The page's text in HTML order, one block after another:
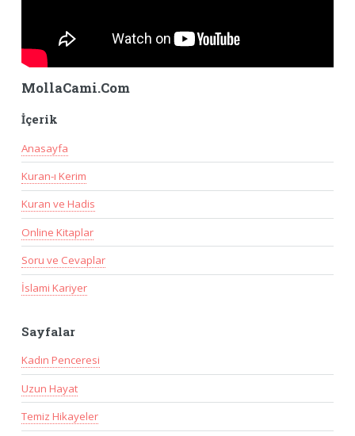
MollaCami.Com
İçerik
Anasayfa
Kuran-ı Kerim
Kuran ve Hadis
Online Kitaplar
Soru ve Cevaplar
İslami Kariyer
Sayfalar
Kadın Penceresi
Uzun Hayat
Temiz Hikayeler